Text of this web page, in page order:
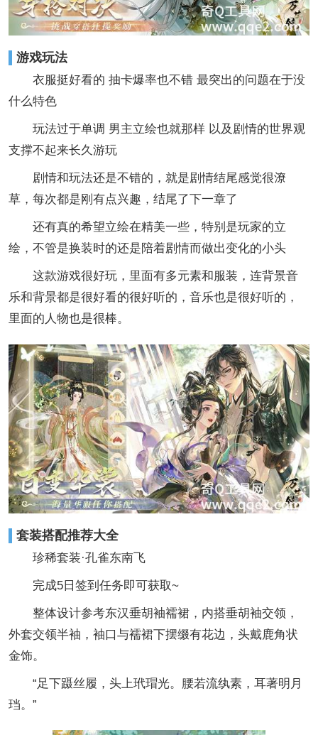
游戏玩法
衣服挺好看的 抽卡爆率也不错 最突出的问题在于没
什么特色
玩法过于单调 男主立绘也就那样 以及剧情的世界观
支撑不起来长久游玩
剧情和玩法还是不错的，就是剧情结尾感觉很潦
草，每次都是刚有点兴趣，结尾了下一章了
还有真的希望立绘在精美一些，特别是玩家的立
绘，不管是换装时的还是陪着剧情而做出变化的小头
这款游戏很好玩，里面有多元素和服装，连背景音
乐和背景都是很好看的很好听的，音乐也是很好听的，
里面的人物也是很棒。
套装搭配推荐大全
珍稀套装·孔雀东南飞
完成5日签到任务即可获取~
整体设计参考东汉垂胡袖襦裙，内搭垂胡袖交领，
外套交领半袖，袖口与襦裙下摆缀有花边，头戴鹿角状
金饰。
“足下蹑丝履，头上玳瑁光。腰若流纨素，耳著明月
珰。”